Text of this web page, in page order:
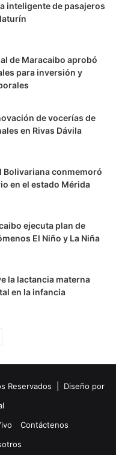
inteligente de pasajeros
de Maracaibo aprobó
para inversión y
de vocerías de
en Rivas Dávila
Bolivariana conmemoró
en el estado Mérida
ejecuta plan de
El Niño y La Niña
la lactancia materna
en la infancia
Reservados | Diseño por
Contáctenos